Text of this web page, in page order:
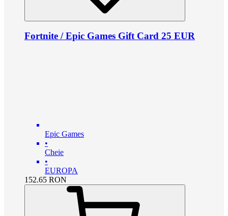
Fortnite / Epic Games Gift Card 25 EUR
Epic Games
•
Cheie
•
EUROPA
152.65 RON